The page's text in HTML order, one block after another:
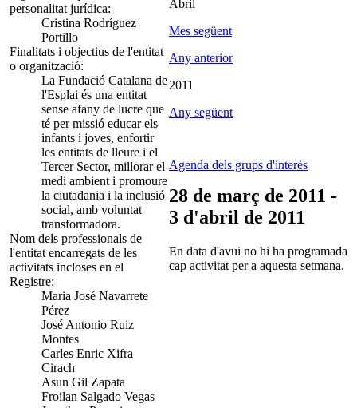
personalitat jurídica:
Cristina Rodríguez
Portillo
Finalitats i objectius de l'entitat
o organització:
La Fundació Catalana de
l'Esplai és una entitat
sense afany de lucre que
té per missió educar els
infants i joves, enfortir
les entitats de lleure i el
Tercer Sector, millorar el
medi ambient i promoure
la ciutadania i la inclusió
social, amb voluntat
transformadora.
Nom dels professionals de
l'entitat encarregats de les
activitats incloses en el
Registre:
Maria José Navarrete
Pérez
José Antonio Ruiz
Montes
Carles Enric Xifra
Cirach
Asun Gil Zapata
Froilan Salgado Vegas
Abril
Mes següent
Any anterior
2011
Any següent
Agenda dels grups d'interès
28 de març de 2011 -
3 d'abril de 2011
En data d'avui no hi ha programada
cap activitat per a aquesta setmana.